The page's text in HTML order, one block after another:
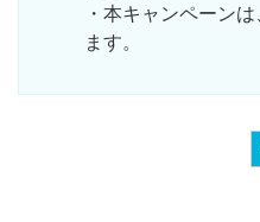
・本キャンペーン
ます。